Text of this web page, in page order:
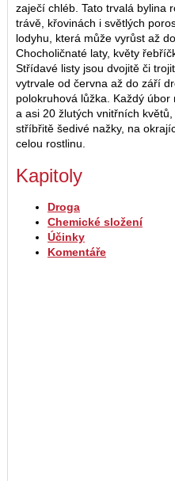
zaječí chléb. Tato trvalá bylina
trávě, křovinách i světlých
lodyhu, která může vyrůst až
Chocholičnaté laty, květy
Střídavé listy jsou dvojitě či
vytrvale od června až do září
polokruhová lůžka. Každý
a asi 20 žlutých vnitřních
stříbřitě šedivé nažky, na
celou rostlinu.
Kapitoly
Droga
Chemické složení
Účinky
Komentáře